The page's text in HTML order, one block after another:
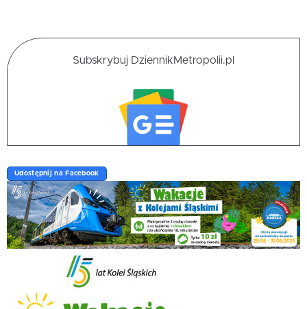
Subskrybuj DziennikMetropolii.pl
Udostępnij na Facebook